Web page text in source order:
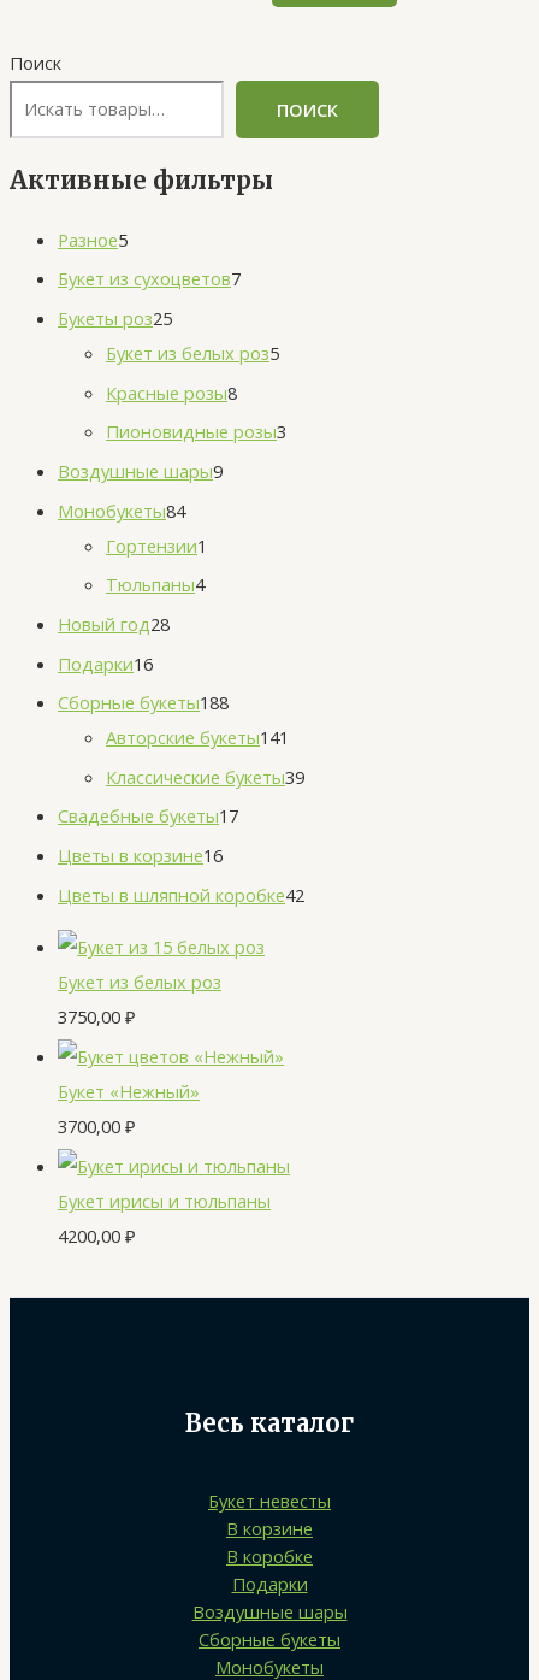
Поиск
ПОИСК
Активные фильтры
Разное5
Букет из сухоцветов7
Букеты роз25
Букет из белых роз5
Красные розы8
Пионовидные розы3
Воздушные шары9
Монобукеты84
Гортензии1
Тюльпаны4
Новый год28
Подарки16
Сборные букеты188
Авторские букеты141
Классические букеты39
Свадебные букеты17
Цветы в корзине16
Цветы в шляпной коробке42
Букет из белых роз
3750,00 ₽
Букет «Нежный»
3700,00 ₽
Букет ирисы и тюльпаны
4200,00 ₽
Весь каталог
Букет невесты
В корзине
В коробке
Подарки
Воздушные шары
Сборные букеты
Монобукеты